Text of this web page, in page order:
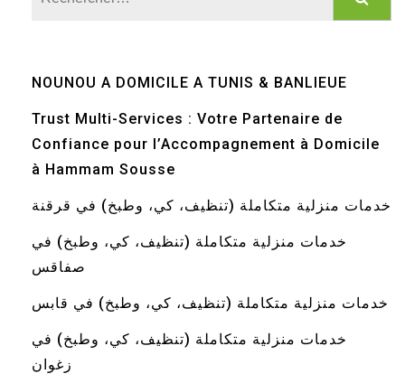
NOUNOU A DOMICILE A TUNIS & BANLIEUE
Trust Multi-Services : Votre Partenaire de
Confiance pour l’Accompagnement à Domicile
à Hammam Sousse
خدمات منزلية متكاملة (تنظيف، كي، وطبخ) في قرقنة
خدمات منزلية متكاملة (تنظيف، كي، وطبخ) في
صفاقس
خدمات منزلية متكاملة (تنظيف، كي، وطبخ) في قابس
خدمات منزلية متكاملة (تنظيف، كي، وطبخ) في
زغوان